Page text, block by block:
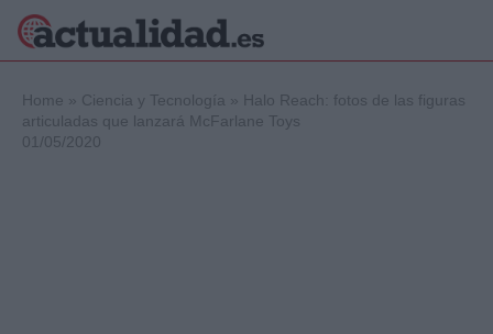
Home » Ciencia y Tecnología » Halo Reach: fotos de las figuras
articuladas que lanzará McFarlane Toys
01/05/2020